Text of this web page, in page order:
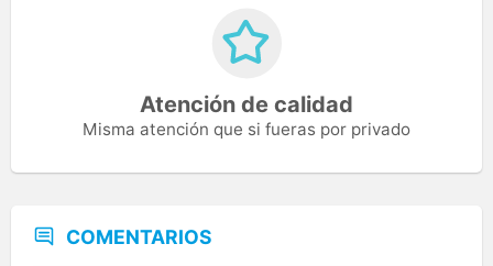
Atención de calidad
Misma atención que si fueras por privado
COMENTARIOS